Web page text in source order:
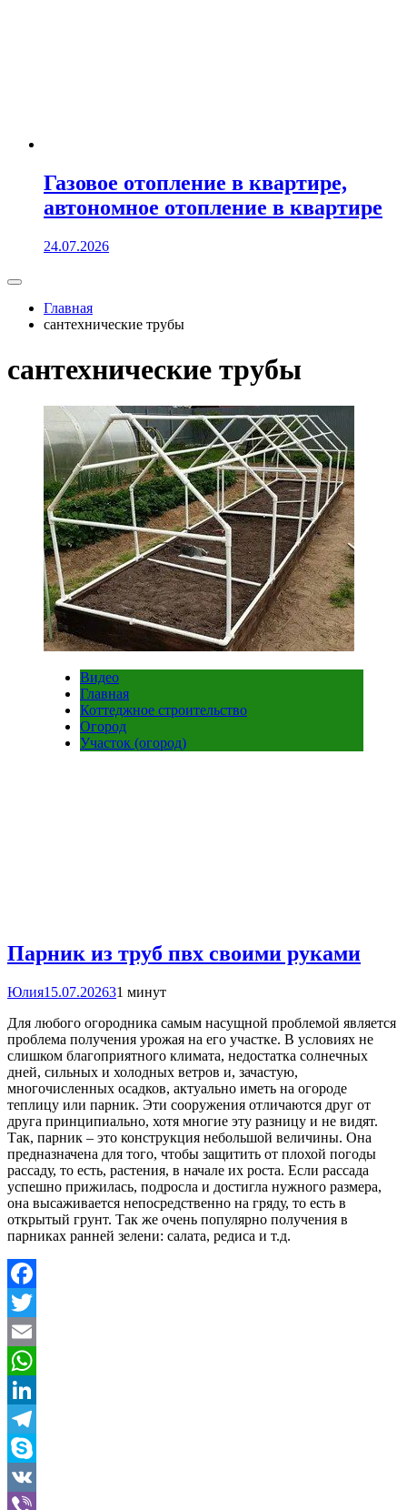
Газовое отопление в квартире,
автономное отопление в квартире
24.07.2026
Главная
сантехнические трубы
сантехнические трубы
Видео
Главная
Коттеджное строительство
Огород
Участок (огород)
Парник из труб пвх своими руками
Юлия15.07.202631 минут
Для любого огородника самым насущной проблемой является
проблема получения урожая на его участке. В условиях не
слишком благоприятного климата, недостатка солнечных
дней, сильных и холодных ветров и, зачастую,
многочисленных осадков, актуально иметь на огороде
теплицу или парник. Эти сооружения отличаются друг от
друга принципиально, хотя многие эту разницу и не видят.
Так, парник – это конструкция небольшой величины. Она
предназначена для того, чтобы защитить от плохой погоды
рассаду, то есть, растения, в начале их роста. Если рассада
успешно прижилась, подросла и достигла нужного размера,
она высаживается непосредственно на гряду, то есть в
открытый грунт. Так же очень популярно получения в
парниках ранней зелени: салата, редиса и т.д.
Facebook
Twitter
Email
WhatsApp
LinkedIn
Telegram
Skype
VK